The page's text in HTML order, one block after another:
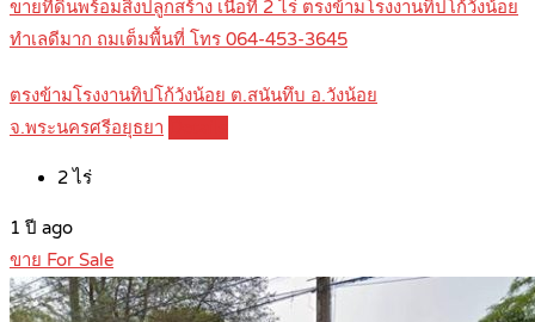
ขายที่ดินพร้อมสิ่งปลูกสร้าง เนื้อที่ 2 ไร่ ตรงข้ามโรงงานทิปโก้วังน้อย
ทำเลดีมาก ถมเต็มพื้นที่ โทร 064-453-3645
ตรงข้ามโรงงานทิปโก้วังน้อย ต.สนันทึบ อ.วังน้อย
จ.พระนครศรีอยุธยา
2ไร่
1 ปี ago
ขาย For Sale